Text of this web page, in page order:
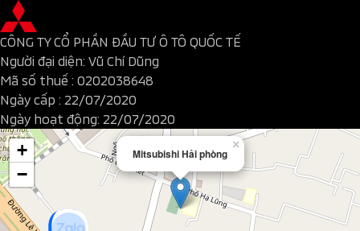
CÔNG TY CỔ PHẦN ĐẦU TƯ Ô TÔ QUỐC TẾ
Người đại diện: Vũ Chí Dũng
Mã số thuế : 0202038648
Ngày cấp : 22/07/2020
Ngày hoạt động: 22/07/2020
Mitsubishi Hải phòng
×
+
−